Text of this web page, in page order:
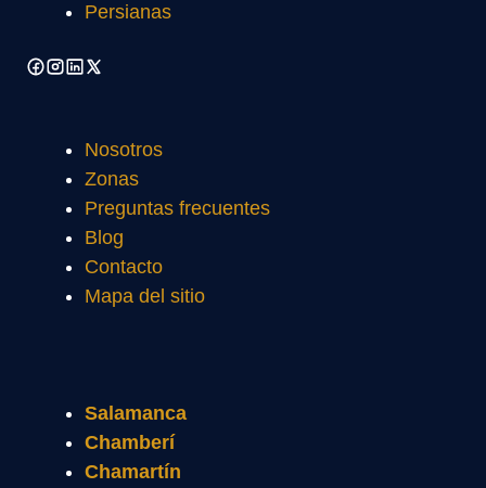
Persianas
Nosotros
Zonas
Preguntas frecuentes
Blog
Contacto
Mapa del sitio
Salamanca
Chamberí
Chamartín